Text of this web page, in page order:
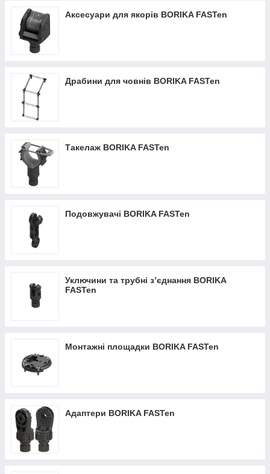
Аксесуари для якорів BORIKA FASTen
Драбини для човнів BORIKA FASTen
Такелаж BORIKA FASTen
Подовжувачі BORIKA FASTen
Уключини та трубні з’єднання BORIKA
FASTen
Монтажні площадки BORIKA FASTen
Адаптери BORIKA FASTen